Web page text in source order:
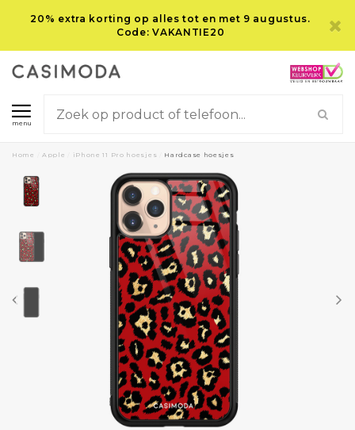
20% extra korting op alles tot en met 9 augustus.
Code: VAKANTIE20
menu
Home Apple iPhone 11 Pro hoesjes Hardcase hoesjes